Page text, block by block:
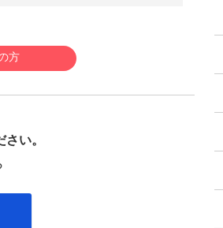
方
い。